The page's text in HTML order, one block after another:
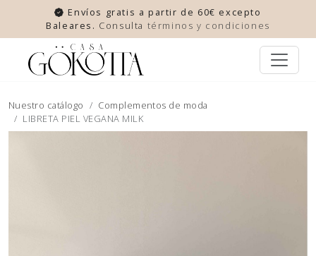
Envíos gratis a partir de 60€ excepto
Baleares. Consulta términos y condiciones
Nuestro catálogo
Complementos de moda
LIBRETA PIEL VEGANA MILK